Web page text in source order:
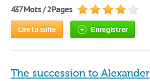
437 Mots / 2 Pages
Lire la suite Enregistrer
The succession to Alexander